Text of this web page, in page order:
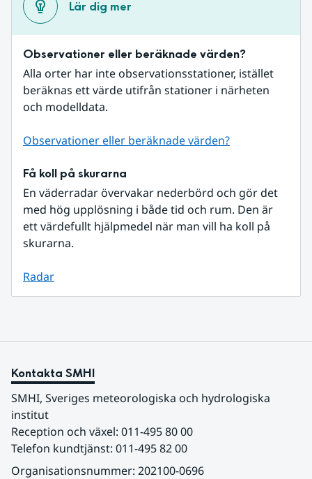
Lär dig mer
Observationer eller beräknade värden?
Alla orter har inte observationsstationer, istället
beräknas ett värde utifrån stationer i närheten
och modelldata.
Observationer eller beräknade värden?
Få koll på skurarna
En väderradar övervakar nederbörd och gör det
med hög upplösning i både tid och rum. Den är
ett värdefullt hjälpmedel när man vill ha koll på
skurarna.
Radar
Kontakta SMHI
SMHI, Sveriges meteorologiska och hydrologiska
institut
Reception och växel: 011-495 80 00
Telefon kundtjänst: 011-495 82 00
Organisationsnummer: 202100-0696